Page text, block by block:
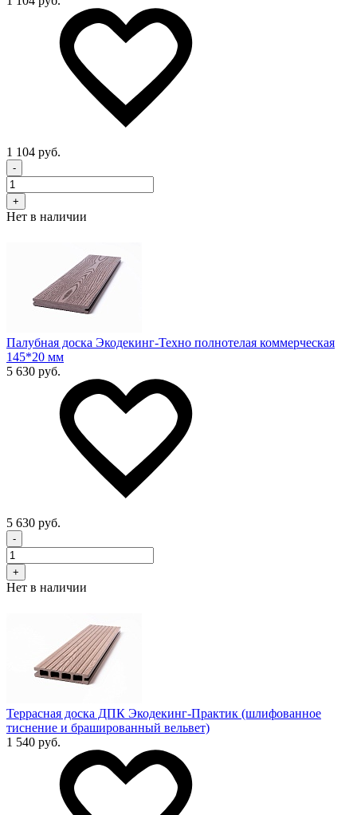
1 104 руб.
-
+
Нет в наличии
Палубная доска Экодекинг-Техно полнотелая коммерческая
145*20 мм
5 630 руб.
5 630 руб.
-
+
Нет в наличии
Террасная доска ДПК Экодекинг-Практик (шлифованное
тиснение и брашированный вельвет)
1 540 руб.